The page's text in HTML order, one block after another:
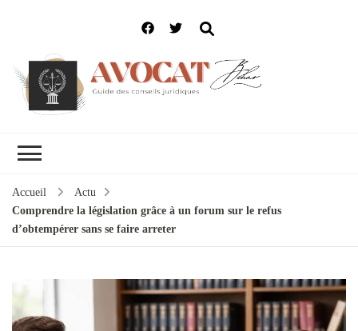
Accueil
Actu
Comprendre la législation grâce à un forum sur le refus
d’obtempérer sans se faire arreter